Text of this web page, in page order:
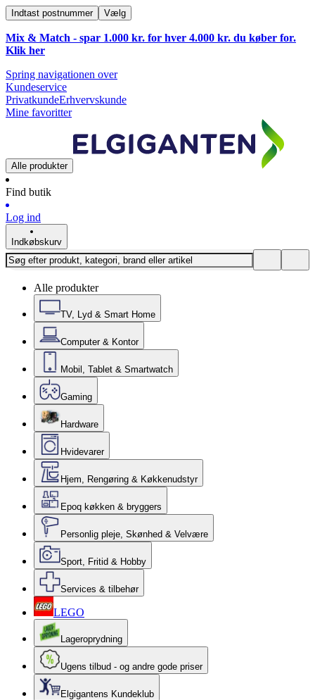
Indtast postnummer Vælg
Mix & Match - spar 1.000 kr. for hver 4.000 kr. du køber for.
Klik her
Spring navigationen over
Kundeservice
PrivatkundeErhvervskunde
Mine favoritter
Alle produkter
Find butik
Log ind
Indkøbskurv
Alle produkter
TV, Lyd & Smart Home
Computer & Kontor
Mobil, Tablet & Smartwatch
Gaming
Hardware
Hvidevarer
Hjem, Rengøring & Køkkenudstyr
Epoq køkken & bryggers
Personlig pleje, Skønhed & Velvære
Sport, Fritid & Hobby
Services & tilbehør
LEGO
Lageroprydning
Ugens tilbud - og andre gode priser
Elgigantens Kundeklub